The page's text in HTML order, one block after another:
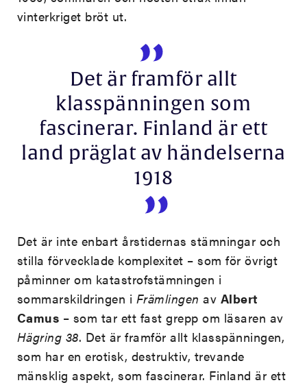
vinterkriget bröt ut.
Det är framför allt
klasspänningen som
fascinerar. Finland är ett
land präglat av händelserna
1918
Det är inte enbart årstidernas stämningar och
stilla förvecklade komplexitet – som för övrigt
påminner om katastrofstämningen i
sommarskildringen i Främlingenav Albert
Camus – som tar ett fast grepp om läsaren av
Hägring 38. Det är framför allt klasspänningen,
som har en erotisk, destruktiv, trevande
mänsklig aspekt, som fascinerar. Finland är ett